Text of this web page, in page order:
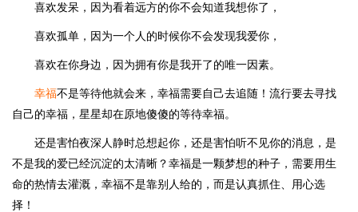
喜欢发呆，因为看着远方的你不会知道我想你了，
喜欢孤单，因为一个人的时候你不会发现我爱你，
喜欢在你身边，因为拥有你是我开了的唯一因素。
幸福不是等待他就会来，幸福需要自己去追随！流行要去寻找
自己的幸福，星星却在原地傻傻的等待幸福。
还是害怕夜深人静时总想起你，还是害怕听不见你的消息，是
不是我的爱已经沉淀的太清晰？幸福是一颗梦想的种子，需要用生
命的热情去灌溉，幸福不是靠别人给的，而是认真抓住、用心选
择！